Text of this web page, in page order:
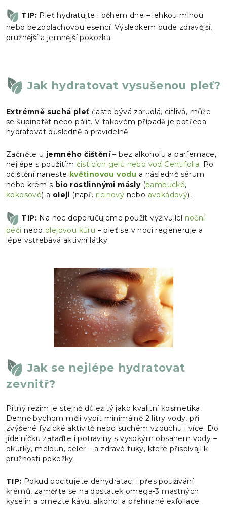
TIP: Pleť hydratujte i během dne – lehkou mlhou
nebo bezoplachovou esencí. Výsledkem bude zdravější,
pružnější a jemnější pokožka.
Jak hydratovat vysušenou pleť?
Extrémně suchá pleť často bývá zarudlá, citlivá, může
se šupinatět nebo pálit. V takovém případě je potřeba
hydratovat důsledně a pravidelně.
Začněte u jemného čištění– bez alkoholu a parfemace,
nejlépe s použitím čisticích gelů nebo vod Centifolia. Po
očištění naneste květinovou vodu a následně sérum
nebo krém s bio rostlinnými másly(bambucké,
kokosové) a oleji (např. ricinový nebo avokádový).
TIP: Na noc doporučujeme použít vyživující noční
péči nebo olejovou kúru – pleť se v noci regeneruje a
lépe vstřebává aktivní látky.
Jak se nejlépe hydratovat
zevnitř?
Pitný režim je stejně důležitý jako kvalitní kosmetika.
Denně bychom měli vypít minimálně 2 litry vody, při
zvýšené fyzické aktivitě nebo suchém vzduchu i více. Do
jídelníčku zařaďte i potraviny s vysokým obsahem vody –
okurky, meloun, celer – a zdravé tuky, které přispívají k
pružnosti pokožky.
TIP: Pokud pociťujete dehydrataci i přes používání
krémů, zaměřte se na dostatek omega-3 mastných
kyselin a omezte kávu, alkohol a přehnané exfoliace.